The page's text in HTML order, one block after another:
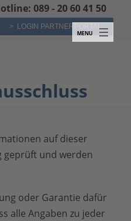
089 - 20 60 41 50
> LOGIN PARTNERPORTAL
auf dieser
geprüft und werden
oder Garantie dafür
alle Angaben zu jeder